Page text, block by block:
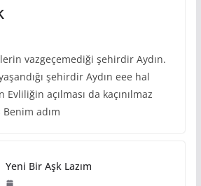
vazgeçemediği şehirdir Aydın.
şehirdir Aydın eee hal
Evliliğin açılması da kaçınılmaz
adım
Yeni Bir Aşk Lazım